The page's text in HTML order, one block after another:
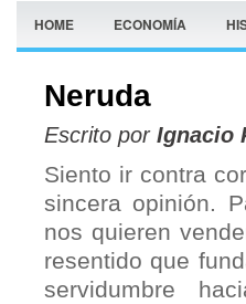
HOME ECONOMÍA
Neruda
Escrito por Ignacio
Siento ir contra
sincera opinión.
nos quieren
resentido que
servidumbre